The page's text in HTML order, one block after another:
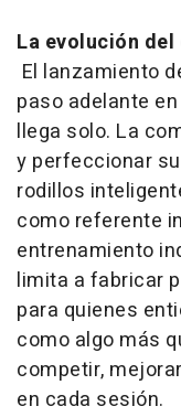
La evolución
El lanzamiento
paso adelante
llega solo. La
y perfeccionar
rodillos
como referente
entrenamiento
limita a fabricar
para quienes
como algo más
competir,
en cada sesión.